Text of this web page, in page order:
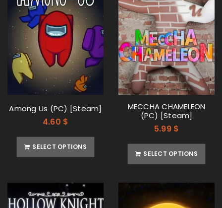
Among Us (PC) [Steam]
4.60 $
SELECT OPTIONS
MECCHA CHAMELEON
(PC) [Steam]
5.99$
SELECT OPTIONS